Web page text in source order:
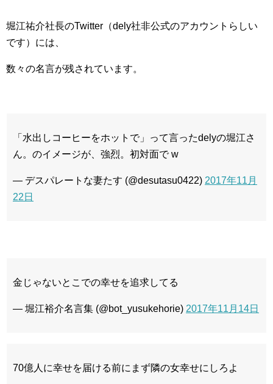
堀江祐介社長のTwitter（dely社非公式のアカウントらしい
です）には、
数々の名言が残されています。
「水出しコーヒーをホットで」って言ったdelyの堀江さ
ん。のイメージが、強烈。初対面で w
— デスパレートな妻たす (@desutasu0422) 2017年11月
22日
金じゃないとこでの幸せを追求してる
— 堀江裕介名言集 (@bot_yusukehorie) 2017年11月14日
70億人に幸せを届ける前にまず隣の女幸せにしろよ